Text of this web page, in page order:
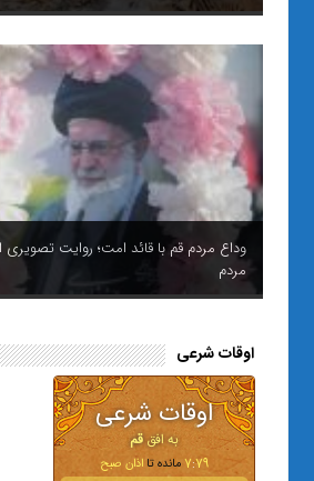
وداع مردم قم با قائد امت؛ روایت تصویری
مردم
اوقات شرعی